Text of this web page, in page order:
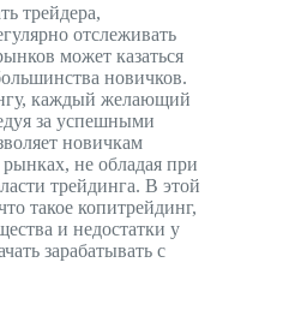
трейдера,
отслеживать
может казаться
новичков.
каждый желающий
за успешными
новичкам
не обладая при
трейдинга. В этой
такое копитрейдинг,
и недостатки у
зарабатывать с